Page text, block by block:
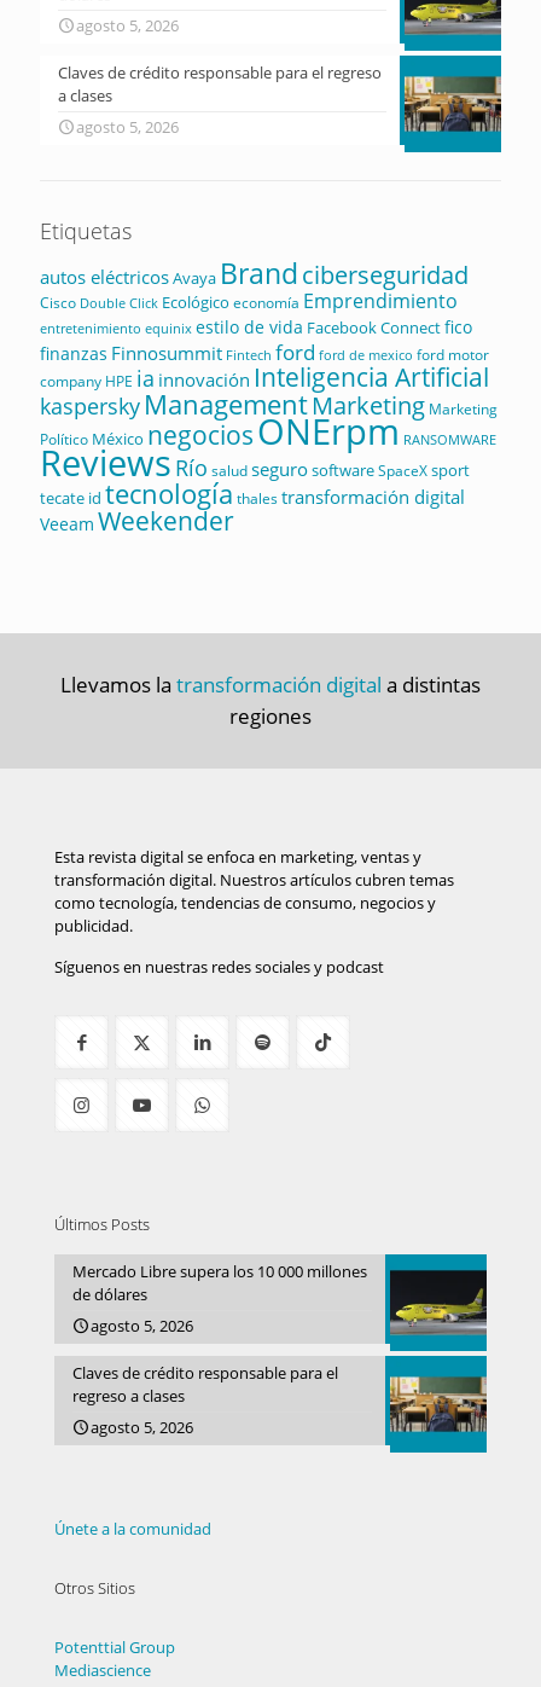
agosto 5, 2026
Claves de crédito responsable para el regreso
a clases
agosto 5, 2026
Etiquetas
autos eléctricosAvaya Brandciberseguridad
Cisco Double Click Ecológico economía Emprendimiento
entretenimiento equinix estilo de vida Facebook Connectfico
finanzas Finnosummit Fintech ford ford de mexico ford motor
company HPE ia innovación Inteligencia Artificial
kaspersky ManagementMarketing Marketing
Político México negociosONErpm RANSOMWARE
Reviews Río saludsegurosoftwareSpaceXsport
tecate id tecnología thalestransformación digital
Veeam Weekender
Llevamos la transformación digital a distintas
regiones
Esta revista digital se enfoca en marketing, ventas y
transformación digital. Nuestros artículos cubren temas
como tecnología, tendencias de consumo, negocios y
publicidad.
Síguenos en nuestras redes sociales y podcast
Últimos Posts
Mercado Libre supera los 10 000 millones
de dólares
agosto 5, 2026
Claves de crédito responsable para el
regreso a clases
agosto 5, 2026
Únete a la comunidad
Otros Sitios
Potenttial Group
Mediascience